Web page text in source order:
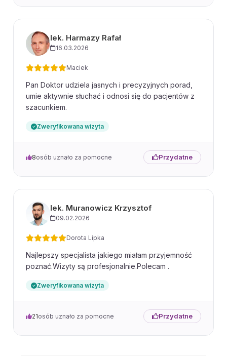
lek. Harmazy Rafał
16.03.2026
Maciek
Pan Doktor udziela jasnych i precyzyjnych porad,
umie aktywnie słuchać i odnosi się do pacjentów z
szacunkiem.
Zweryfikowana wizyta
8osób uznało za pomocne Przydatne
lek. Muranowicz Krzysztof
09.02.2026
Dorota Lipka
Najlepszy specjalista jakiego miałam przyjemność
poznać.Wizyty są profesjonalnie.Polecam .
Zweryfikowana wizyta
21osób uznało za pomocne Przydatne